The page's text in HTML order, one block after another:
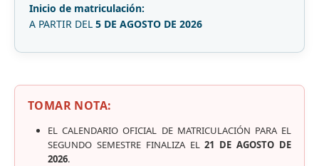
Inicio de matriculación:
A PARTIR DEL 5 DE AGOSTO DE 2026
TOMAR NOTA:
EL CALENDARIO OFICIAL DE MATRICULACIÓN PARA EL
SEGUNDO SEMESTRE FINALIZA EL21 DE AGOSTO DE
2026.